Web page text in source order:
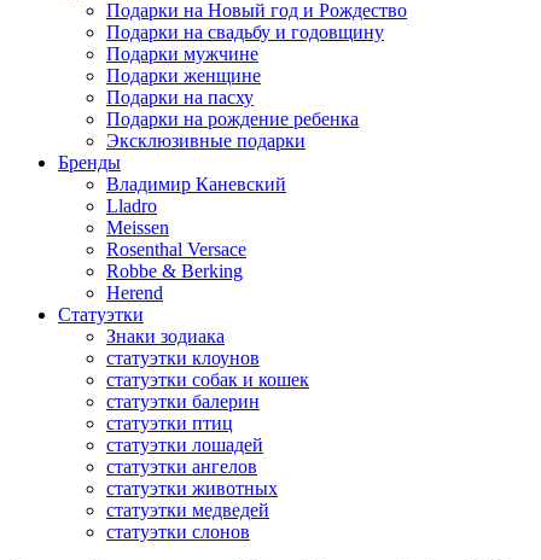
Подарки на Новый год и Рождество
Подарки на свадьбу и годовщину
Подарки мужчине
Подарки женщине
Подарки на пасху
Подарки на рождение ребенка
Эксклюзивные подарки
Бренды
Владимир Каневский
Lladro
Meissen
Rosenthal Versace
Robbe & Berking
Herend
Статуэтки
Знаки зодиака
статуэтки клоунов
статуэтки собак и кошек
статуэтки балерин
статуэтки птиц
статуэтки лошадей
статуэтки ангелов
статуэтки животных
статуэтки медведей
статуэтки слонов